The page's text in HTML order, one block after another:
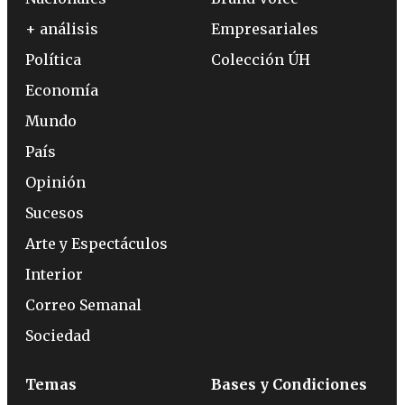
+ análisis
Política
Economía
Mundo
País
Opinión
Sucesos
Arte y Espectáculos
Interior
Correo Semanal
Sociedad
Empresariales
Colección ÚH
Temas
Bases y Condiciones